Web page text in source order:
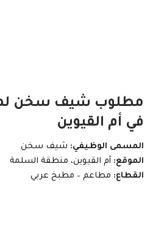
مطلوب شيف سخن
في أم القيوين
المسمى الوظيفي: شيف سخن
الموقع: أم القيوين، منطقة السلمة
القطاع: مطاعم – مطبخ عربي